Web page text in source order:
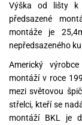
Výška od lišty k
předsazené
montáže je
nepředsazeného
Americký
montáží v roce
mezi světovou
střelci, kteří se
montáží BKL je